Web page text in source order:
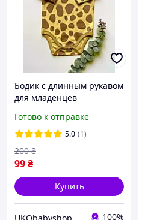
Бодик с длинным рукавом
для младенцев
Готово к отправке
5.0 (1)
99₴
200 ₴
Купить
UKObabyshop 100%